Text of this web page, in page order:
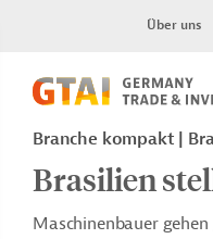
Über uns
Branche kompakt |
Brasilien
Maschinenbauer